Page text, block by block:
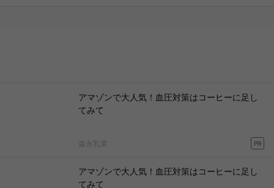
アマゾンで大人気！血圧対策はコーヒーに足し
てみて
森永乳業 PR
アマゾンで大人気！血圧対策はコーヒーに足し
てみて